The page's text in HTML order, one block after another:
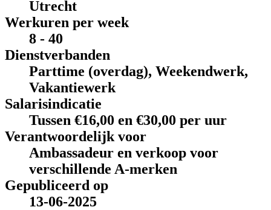
Utrecht
Werkuren per week
8 - 40
Dienstverbanden
Parttime (overdag), Weekendwerk,
Vakantiewerk
Salarisindicatie
Tussen €16,00 en €30,00 per uur
Verantwoordelijk voor
Ambassadeur en verkoop voor
verschillende A-merken
Gepubliceerd op
13-06-2025